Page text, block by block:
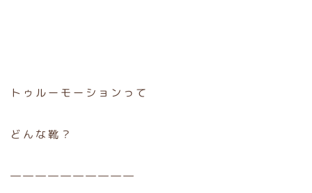
トゥルーモーションって
どんな靴？
――――――――――